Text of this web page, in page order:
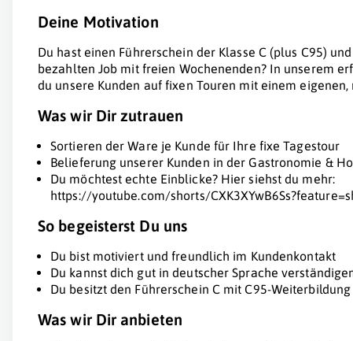
Deine Motivation
Du hast einen Führerschein der Klasse C (plus C95)
bezahlten Job mit freien Wochenenden? In unserem
du unsere Kunden auf fixen Touren mit einem eigenen,
Was wir Dir zutrauen
Sortieren der Ware je Kunde für Ihre fixe Tagestour
Belieferung unserer Kunden in der Gastronomie &
Du möchtest echte Einblicke? Hier siehst du mehr:
https://youtube.com/shorts/
So begeisterst Du uns
Du bist motiviert und freundlich im Kundenkontakt
Du kannst dich gut in deutscher Sprache
Du besitzt den Führerschein C mit C95-Weiterbildung
Was wir Dir anbieten